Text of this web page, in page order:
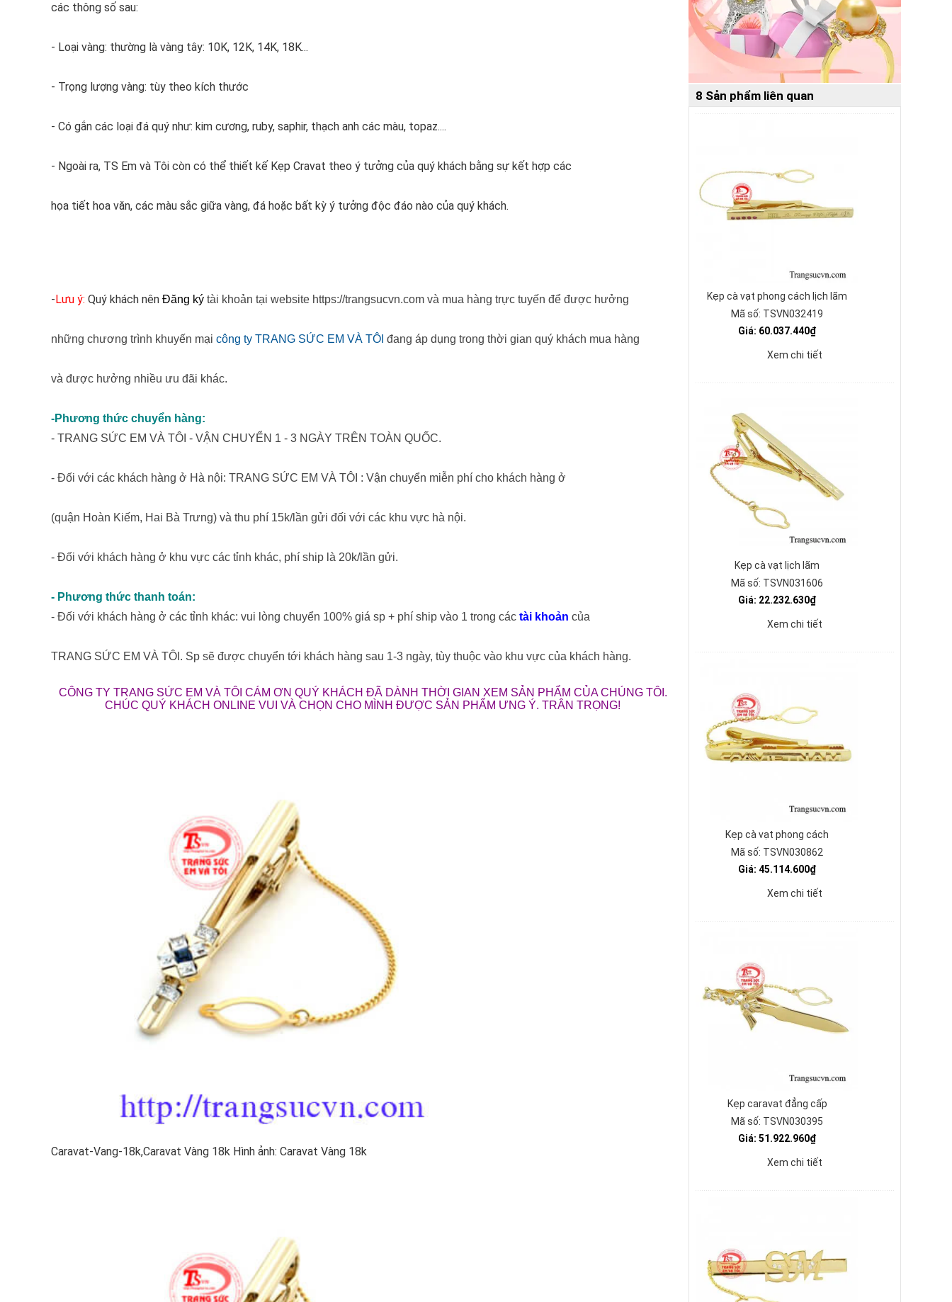
các thông số sau:
- Loại vàng: thường là vàng tây: 10K, 12K, 14K, 18K...
- Trọng lượng vàng: tùy theo kích thước
- Có gắn các loại đá quý như: kim cương, ruby, saphir, thạch anh các màu, topaz....
- Ngoài ra, TS Em và Tôi còn có thể thiết kế Kẹp Cravat theo ý tưởng của quý khách bằng sự kết hợp các
họa tiết hoa văn, các màu sắc giữa vàng, đá hoặc bất kỳ ý tưởng độc đáo nào của quý khách.
-Lưu ý: Quý khách nên Đăng ký tài khoản tại website https://trangsucvn.com và mua hàng trực tuyến để được hưởng
những chương trình khuyến mại công ty TRANG SỨC EM VÀ TÔI đang áp dụng trong thời gian quý khách mua hàng
và được hưởng nhiều ưu đãi khác.
-Phương thức chuyển hàng:
- TRANG SỨC EM VÀ TÔI - VẬN CHUYỂN 1 - 3 NGÀY TRÊN TOÀN QUỐC.
- Đối với các khách hàng ở Hà nội: TRANG SỨC EM VÀ TÔI : Vận chuyển miễn phí cho khách hàng ở
(quận Hoàn Kiếm, Hai Bà Trưng) và thu phí 15k/lần gửi đối với các khu vực hà nội.
- Đối với khách hàng ở khu vực các tỉnh khác, phí ship là 20k/lần gửi.
- Phương thức thanh toán:
- Đối với khách hàng ở các tỉnh khác: vui lòng chuyển 100% giá sp + phí ship vào 1 trong các tài khoản của
TRANG SỨC EM VÀ TÔI. Sp sẽ được chuyển tới khách hàng sau 1-3 ngày, tùy thuộc vào khu vực của khách hàng.
CÔNG TY TRANG SỨC EM VÀ TÔI CÁM ƠN QUÝ KHÁCH ĐÃ DÀNH THỜI GIAN XEM SẢN PHẨM CỦA CHÚNG TÔI.
CHÚC QUÝ KHÁCH ONLINE VUI VÀ CHỌN CHO MÌNH ĐƯỢC SẢN PHẨM ƯNG Ý. TRÂN TRỌNG!
Caravat-Vang-18k,Caravat Vàng 18k Hình ảnh: Caravat Vàng 18k
8 Sản phẩm liên quan
Kẹp cà vạt phong cách lịch lãm
Mã số: TSVN032419
Giá: 60.037.440₫
Xem chi tiết
Kẹp cà vạt lịch lãm
Mã số: TSVN031606
Giá: 22.232.630₫
Xem chi tiết
Kẹp cà vạt phong cách
Mã số: TSVN030862
Giá: 45.114.600₫
Xem chi tiết
Kẹp caravat đẳng cấp
Mã số: TSVN030395
Giá: 51.922.960₫
Xem chi tiết